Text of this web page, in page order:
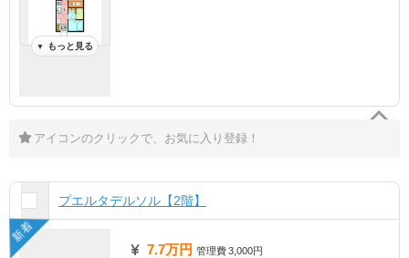
▼ もっと見る
アイコンのクリックで、お気に入り登録！
プエルタデルソル【2階】
新着
7.7万円 管理費3,000円